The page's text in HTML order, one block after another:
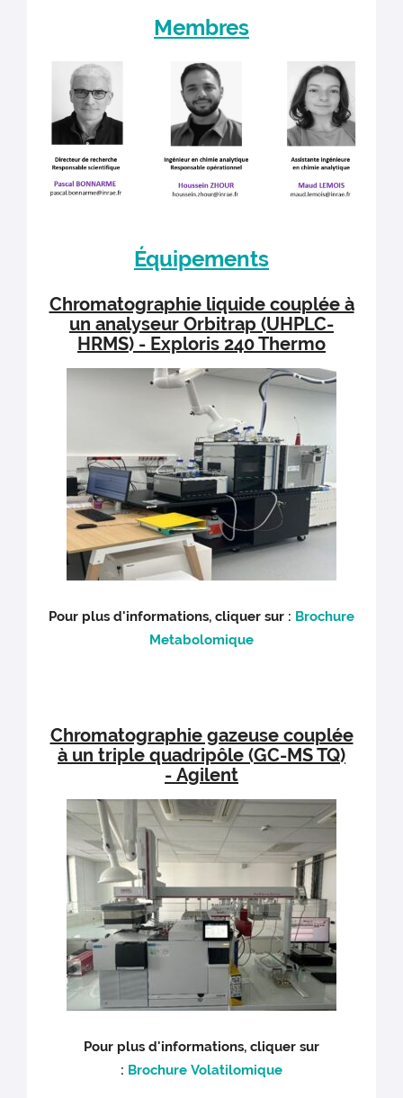
Membres
Équipements
Chromatographie liquide couplée à
un analyseur Orbitrap (UHPLC-
HRMS) - Exploris 240 Thermo
Pour plus d'informations, cliquer sur : Brochure
Metabolomique
Chromatographie gazeuse couplée
à un triple quadripôle (GC-MS TQ)
- Agilent
Pour plus d'informations, cliquer sur
: Brochure Volatilomique